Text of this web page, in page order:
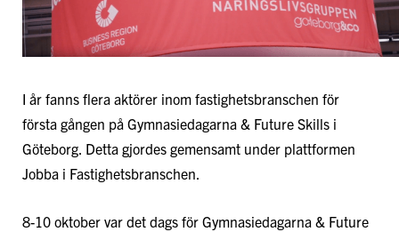
I år fanns flera aktörer inom fastighetsbranschen för
första gången på Gymnasiedagarna & Future Skills i
Göteborg. Detta gjordes gemensamt under plattformen
Jobba i Fastighetsbranschen.
8-10 oktober var det dags för Gymnasiedagarna & Future